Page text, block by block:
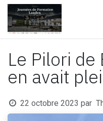
Se rendre au contenu
Le Pilori de
en avait
22 octobre 2023 par